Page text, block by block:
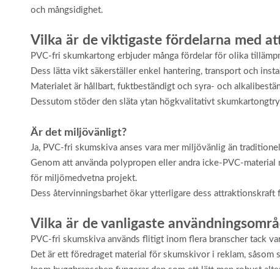
och mångsidighet.
Vilka är de viktigaste fördelarna med
PVC-fri skumkartong erbjuder många fördelar för olika
Dess lätta vikt säkerställer enkel hantering, transport och
Materialet är hållbart, fuktbeständigt och syra- och
Dessutom stöder den släta ytan högkvalitativt
Är det miljövänligt?
Ja, PVC-fri skumskiva anses vara mer miljövänlig än
Genom att använda polypropen eller andra icke-PVC-
för miljömedvetna projekt.
Dess återvinningsbarhet ökar ytterligare dess
Vilka är de vanligaste
PVC-fri skumskiva används flitigt inom flera branscher tack
Det är ett föredraget material för skumskivor i reklam, såsom